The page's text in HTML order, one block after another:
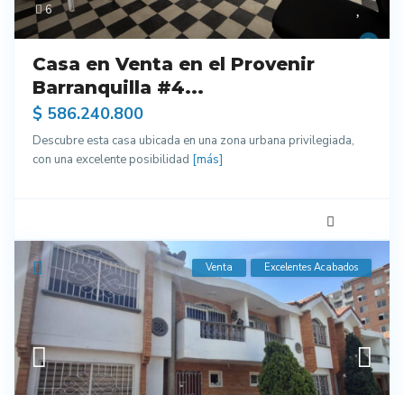
6
Casa en Venta en el Provenir
Barranquilla #4...
$ 586.240.800
Descubre esta casa ubicada en una zona urbana privilegiada,
con una excelente posibilidad [más]
Venta Excelentes Acabados